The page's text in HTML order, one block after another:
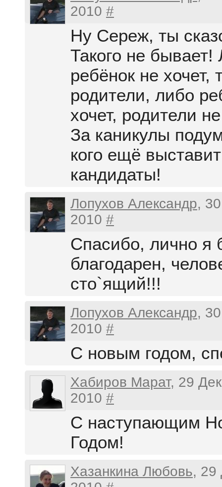
2010 #
Ну Сереж, ты
Такого не бывает!
ребёнок не хочет,
родители, либо
хочет, родители
За каникулы
кого ещё
кандидаты!
Лопухов Александр,
2010 #
Спасибо, лично я
благодарен,
сто`ящий!!!
Лопухов Александр,
2010 #
С новым годом,
Хабиров Марат, 29
2010 #
С наступающим
Годом!
Хазанкина Любовь, 29